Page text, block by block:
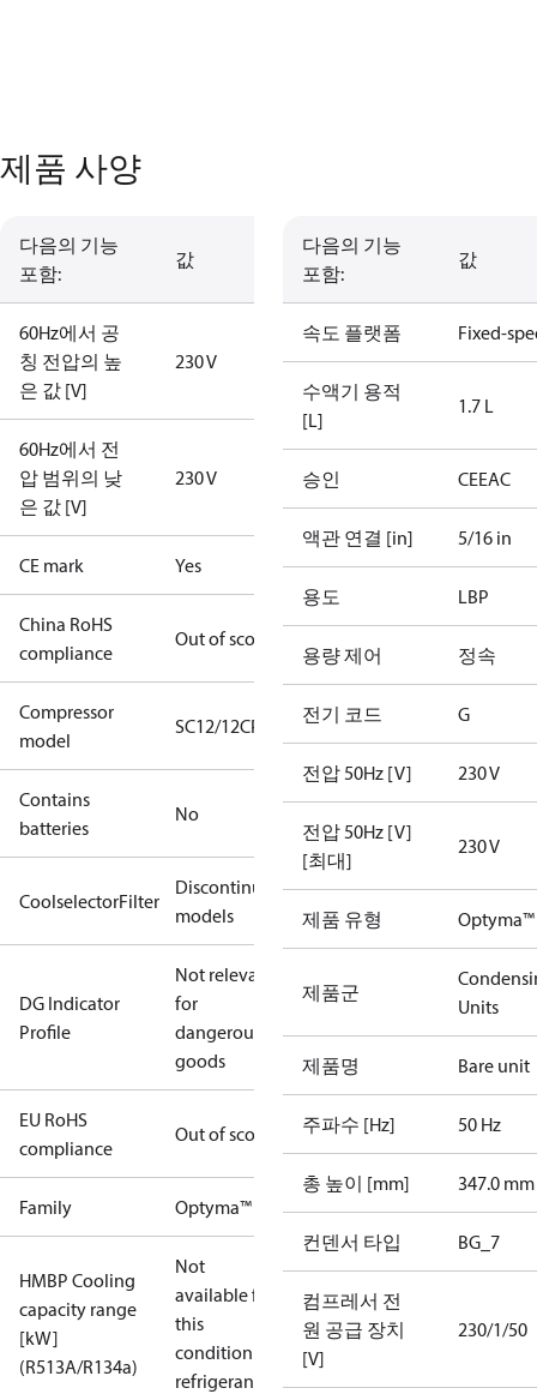
제품 사양
다음의 기능
포함:
값
60Hz에서 공
칭 전압의 높
은 값 [V]
230 V
60Hz에서 전
압 범위의 낮
은 값 [V]
230 V
CE mark Yes
China RoHS
compliance
Out of scope
Compressor
model
SC12/12CP
Contains
batteries
No
CoolselectorFilter
Discontinued
models
DG Indicator
Profile
Not relevant
for
dangerous
goods
EU RoHS
compliance
Out of scope
Family Optyma™
HMBP Cooling
capacity range
[kW]
(R513A/R134a)
Not
available for
this
condition /
refrigerant
다음의 기능
포함:
값
속도 플랫폼 Fixed-
수액기 용적
[L]
1.7 L
승인 CEEAC
액관 연결 [in] 5/16 in
용도 LBP
용량 제어 정속
전기 코드 G
전압 50Hz [V] 230 V
전압 50Hz [V]
[최대]
230 V
제품 유형 Optyma™
제품군
Units
제품명 Bare unit
주파수 [Hz] 50 Hz
총 높이 [mm] 347.0 mm
컨덴서 타입 BG_7
컴프레서 전
원 공급 장치
[V]
230/1/50